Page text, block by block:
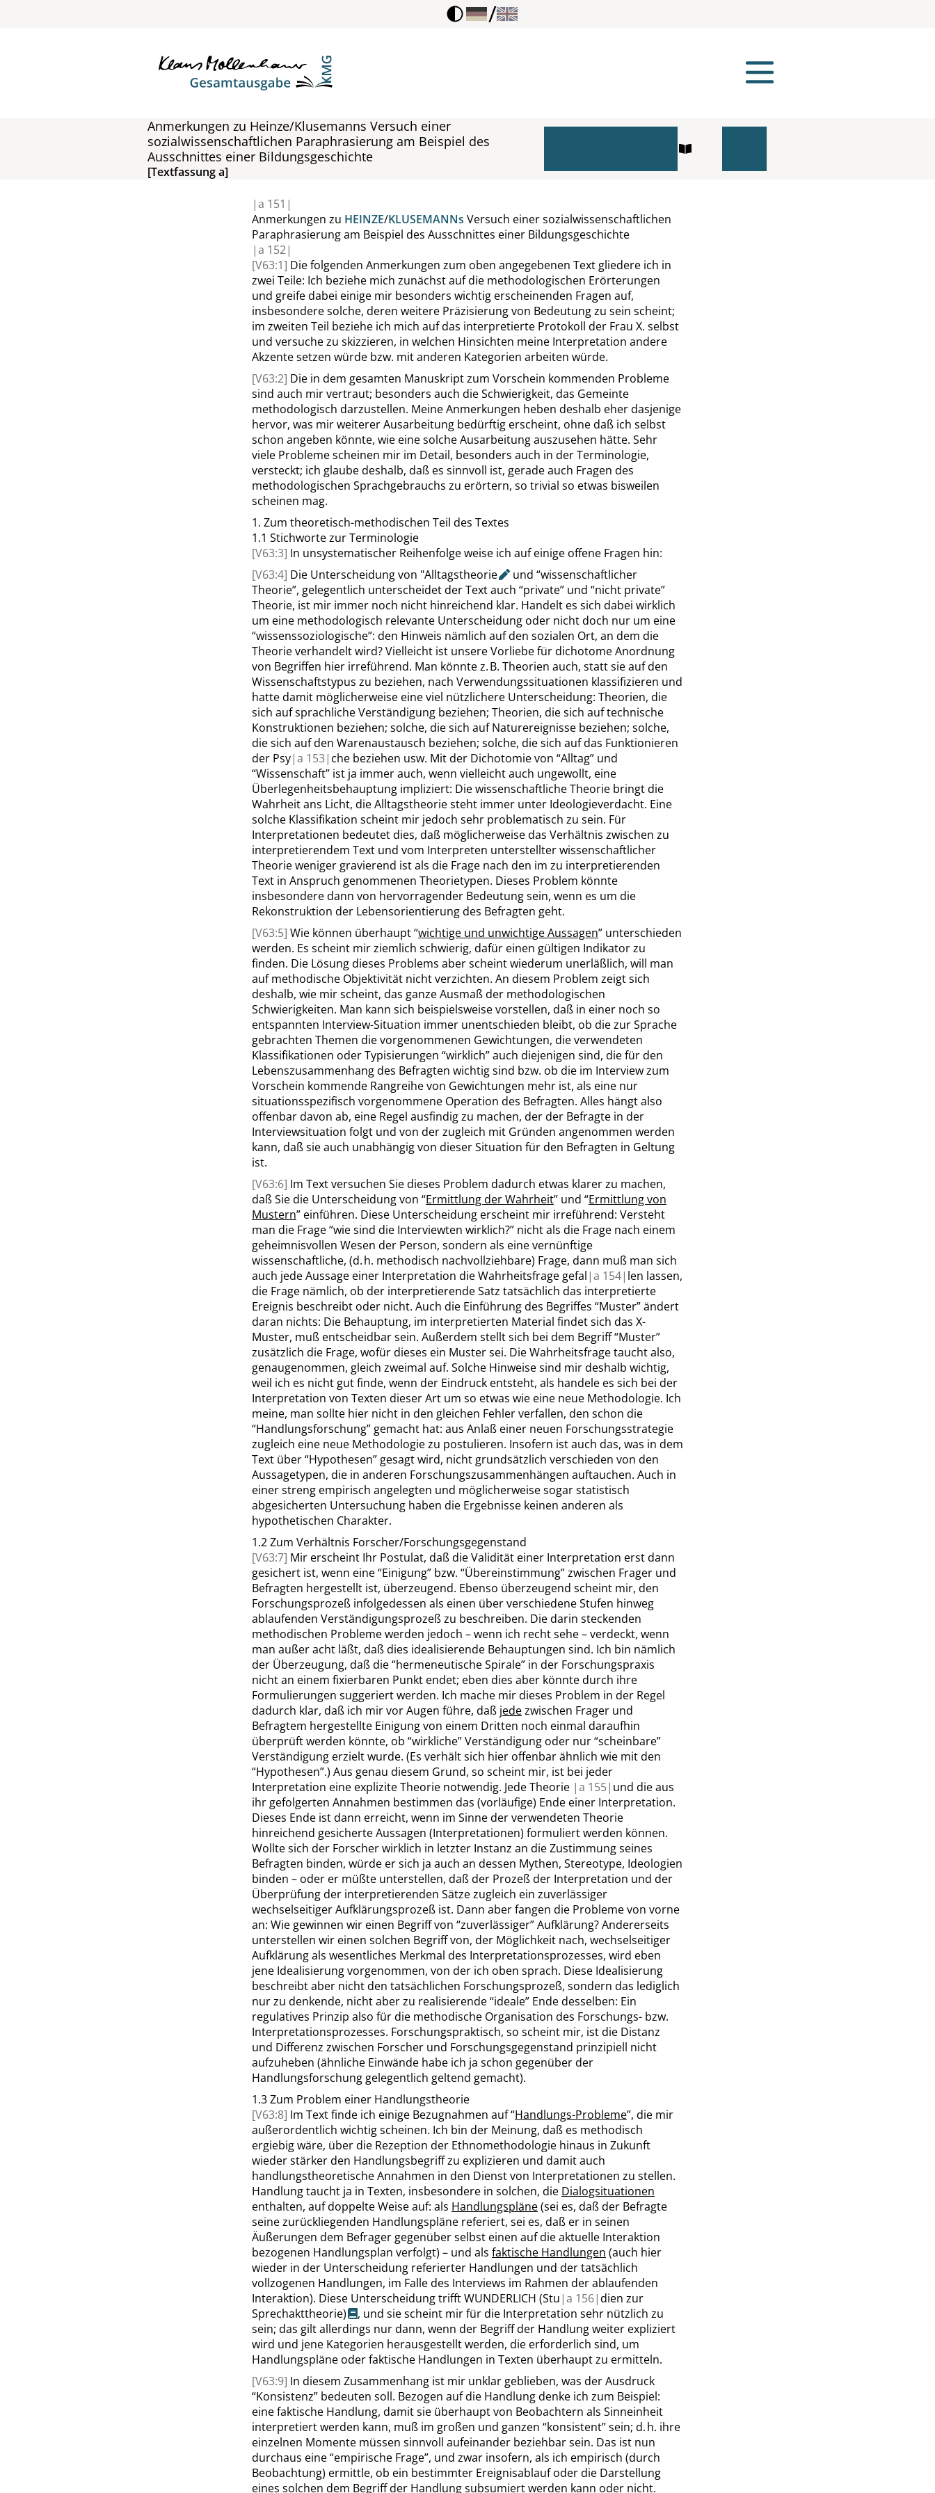
/
Anmerkungen zu Heinze/Klusemanns Versuch einer
sozialwissenschaftlichen Paraphrasierung am Beispiel des
Ausschnittes einer Bildungsgeschichte
[Textfassung a]
|a 151|
Anmerkungen zu HEINZE/KLUSEMANNs Versuch einer sozialwissenschaftlichen
Paraphrasierung am Beispiel des Ausschnittes einer Bildungsgeschichte
|a 152|
[V63:1] Die folgenden Anmerkungen zum oben angegebenen Text gliedere ich in
zwei Teile: Ich beziehe mich zunächst auf die methodologischen Erörterungen
und greife dabei einige mir besonders wichtig erscheinenden Fragen auf,
insbesondere solche, deren weitere Präzisierung von Bedeutung zu sein scheint;
im zweiten Teil beziehe ich mich auf das interpretierte Protokoll der Frau X. selbst
und versuche zu skizzieren, in welchen Hinsichten meine Interpretation andere
Akzente setzen würde bzw. mit anderen Kategorien arbeiten würde.
[V63:2] Die in dem gesamten Manuskript zum Vorschein kommenden Probleme
sind auch mir vertraut; besonders auch die Schwierigkeit, das Gemeinte
methodologisch darzustellen. Meine Anmerkungen heben deshalb eher dasjenige
hervor, was mir weiterer Ausarbeitung bedürftig erscheint, ohne daß ich selbst
schon angeben könnte, wie eine solche Ausarbeitung auszusehen hätte. Sehr
viele Probleme scheinen mir im Detail, besonders auch in der Terminologie,
versteckt; ich glaube deshalb, daß es sinnvoll ist, gerade auch Fragen des
methodologischen Sprachgebrauchs zu erörtern, so trivial so etwas bisweilen
scheinen mag.
1. Zum theoretisch-methodischen Teil des Textes
1.1 Stichworte zur Terminologie
[V63:3] In unsystematischer Reihenfolge weise ich auf einige offene Fragen hin:
[V63:4] Die Unterscheidung von "Alltagstheorie und “wissenschaftlicher
Theorie”, gelegentlich unterscheidet der Text auch “private” und “nicht private”
Theorie, ist mir immer noch nicht hinreichend klar. Handelt es sich dabei wirklich
um eine methodologisch relevante Unterscheidung oder nicht doch nur um eine
“wissenssoziologische”: den Hinweis nämlich auf den sozialen Ort, an dem die
Theorie verhandelt wird? Vielleicht ist unsere Vorliebe für dichotome Anordnung
von Begriffen hier irreführend. Man könnte z. B. Theorien auch, statt sie auf den
Wissenschaftstypus zu beziehen, nach Verwendungssituationen klassifizieren und
hatte damit möglicherweise eine viel nützlichere Unterscheidung: Theorien, die
sich auf sprachliche Verständigung beziehen; Theorien, die sich auf technische
Konstruktionen beziehen; solche, die sich auf Naturereignisse beziehen; solche,
die sich auf den Warenaustausch beziehen; solche, die sich auf das Funktionieren
der Psy|a 153| che beziehen usw. Mit der Dichotomie von “Alltag” und
“Wissenschaft” ist ja immer auch, wenn vielleicht auch ungewollt, eine
Überlegenheitsbehauptung impliziert: Die wissenschaftliche Theorie bringt die
Wahrheit ans Licht, die Alltagstheorie steht immer unter Ideologieverdacht. Eine
solche Klassifikation scheint mir jedoch sehr problematisch zu sein. Für
Interpretationen bedeutet dies, daß möglicherweise das Verhältnis zwischen zu
interpretierendem Text und vom Interpreten unterstellter wissenschaftlicher
Theorie weniger gravierend ist als die Frage nach den im zu interpretierenden
Text in Anspruch genommenen Theorietypen. Dieses Problem könnte
insbesondere dann von hervorragender Bedeutung sein, wenn es um die
Rekonstruktion der Lebensorientierung des Befragten geht.
[V63:5] Wie können überhaupt“wichtige und unwichtige Aussagen” unterschieden
werden. Es scheint mir ziemlich schwierig, dafür einen gültigen Indikator zu
finden. Die Lösung dieses Problems aber scheint wiederum unerläßlich, will man
auf methodische Objektivität nicht verzichten. An diesem Problem zeigt sich
deshalb, wie mir scheint, das ganze Ausmaß der methodologischen
Schwierigkeiten. Man kann sich beispielsweise vorstellen, daß in einer noch so
entspannten Interview-Situation immer unentschieden bleibt, ob die zur Sprache
gebrachten Themen die vorgenommenen Gewichtungen, die verwendeten
Klassifikationen oder Typisierungen “wirklich”auch diejenigen sind, die für den
Lebenszusammenhang des Befragten wichtig sind bzw. ob die im Interview zum
Vorschein kommende Rangreihe von Gewichtungen mehr ist, als eine nur
situationsspezifisch vorgenommene Operation des Befragten. Alles hängt also
offenbar davon ab, eine Regel ausfindig zu machen, der der Befragte in der
Interviewsituation folgt und von der zugleich mit Gründen angenommen werden
kann, daß sie auch unabhängig von dieser Situation für den Befragten in Geltung
ist.
[V63:6] Im Text versuchen Sie dieses Problem dadurch etwas klarer zu machen,
daß Sie die Unterscheidung von “Ermittlung der Wahrheit” und “Ermittlung von
Mustern” einführen. Diese Unterscheidung erscheint mir irreführend: Versteht
man die Frage“wie sind die Interviewten wirklich?” nicht als die Frage nach einem
geheimnisvollen Wesen der Person, sondern als eine vernünftige
wissenschaftliche, (d. h. methodisch nachvollziehbare) Frage, dann muß man sich
auch jede Aussage einer Interpretation die Wahrheitsfrage gefal |a 154| len lassen,
die Frage nämlich, ob der interpretierende Satz tatsächlich das interpretierte
Ereignis beschreibt oder nicht. Auch die Einführung des Begriffes “Muster”ändert
daran nichts: Die Behauptung, im interpretierten Material findet sich das X-
Muster, muß entscheidbar sein. Außerdem stellt sich bei dem Begriff“Muster”
zusätzlich die Frage, wofür dieses ein Muster sei. Die Wahrheitsfrage taucht also,
genaugenommen, gleich zweimal auf. Solche Hinweise sind mir deshalb wichtig,
weil ich es nicht gut finde, wenn der Eindruck entsteht, als handele es sich bei der
Interpretation von Texten dieser Art um so etwas wie eine neue Methodologie. Ich
meine, man sollte hier nicht in den gleichen Fehler verfallen, den schon die
“Handlungsforschung” gemacht hat: aus Anlaß einer neuen Forschungsstrategie
zugleich eine neue Methodologie zu postulieren. Insofern ist auch das, was in dem
Text über“Hypothesen” gesagt wird, nicht grundsätzlich verschieden von den
Aussagetypen, die in anderen Forschungszusammenhängen auftauchen. Auch in
einer streng empirisch angelegten und möglicherweise sogar statistisch
abgesicherten Untersuchung haben die Ergebnisse keinen anderen als
hypothetischen Charakter.
1.2Zum Verhältnis Forscher/Forschungsgegenstand
[V63:7] Mir erscheint Ihr Postulat, daß die Validität einer Interpretation erst dann
gesichert ist, wenn eine“Einigung” bzw. “Übereinstimmung”zwischen Frager und
Befragten hergestellt ist, überzeugend. Ebenso überzeugend scheint mir, den
Forschungsprozeß infolgedessen als einen über verschiedene Stufen hinweg
ablaufenden Verständigungsprozeß zu beschreiben. Die darin steckenden
methodischen Probleme werden jedoch – wenn ich recht sehe – verdeckt, wenn
man außer acht läßt, daß dies idealisierende Behauptungen sind. Ich bin nämlich
der Überzeugung, daß die“hermeneutische Spirale” in der Forschungspraxis
nicht an einem fixierbaren Punkt endet; eben dies aber könnte durch ihre
Formulierungen suggeriert werden. Ich mache mir dieses Problem in der Regel
dadurch klar, daß ich mir vor Augen führe, daß jedezwischen Frager und
Befragtem hergestellte Einigung von einem Dritten noch einmal daraufhin
überprüft werden könnte, ob “wirkliche”Verständigung oder nur“scheinbare”
Verständigung erzielt wurde. (Es verhält sich hier offenbar ähnlich wie mit den
“Hypothesen”.) Aus genau diesem Grund, so scheint mir, ist bei jeder
Interpretation eine explizite Theorie notwendig. Jede Theorie |a 155| und die aus
ihr gefolgerten Annahmen bestimmen das (vorläufige) Ende einer Interpretation.
Dieses Ende ist dann erreicht, wenn im Sinne der verwendeten Theorie
hinreichend gesicherte Aussagen (Interpretationen) formuliert werden können.
Wollte sich der Forscher wirklich in letzter Instanz an die Zustimmung seines
Befragten binden, würde er sich ja auch an dessen Mythen, Stereotype, Ideologien
binden – oder er müßte unterstellen, daß der Prozeß der Interpretation und der
Überprüfung der interpretierenden Sätze zugleich ein zuverlässiger
wechselseitiger Aufklärungsprozeß ist. Dann aber fangen die Probleme von vorne
an: Wie gewinnen wir einen Begriff von “zuverlässiger”Aufklärung? Andererseits
unterstellen wir einen solchen Begriff von, der Möglichkeit nach, wechselseitiger
Aufklärung als wesentliches Merkmal des Interpretationsprozesses, wird eben
jene Idealisierung vorgenommen, von der ich oben sprach. Diese Idealisierung
beschreibt aber nicht den tatsächlichen Forschungsprozeß, sondern das lediglich
nur zu denkende, nicht aber zu realisierende“ideale” Ende desselben: Ein
regulatives Prinzip also für die methodische Organisation des Forschungs- bzw.
Interpretationsprozesses. Forschungspraktisch, so scheint mir, ist die Distanz
und Differenz zwischen Forscher und Forschungsgegenstand prinzipiell nicht
aufzuheben (ähnliche Einwände habe ich ja schon gegenüber der
Handlungsforschung gelegentlich geltend gemacht).
1.3Zum Problem einer Handlungstheorie
[V63:8] Im Text finde ich einige Bezugnahmen auf“Handlungs-Probleme”, die mir
außerordentlich wichtig scheinen. Ich bin der Meinung, daß es methodisch
ergiebig wäre, über die Rezeption der Ethnomethodologie hinaus in Zukunft
wieder stärker den Handlungsbegriff zu explizieren und damit auch
handlungstheoretische Annahmen in den Dienst von Interpretationen zu stellen.
Handlung taucht ja in Texten, insbesondere in solchen, die Dialogsituationen
enthalten, auf doppelte Weise auf: als Handlungspläne(sei es, daß der Befragte
seine zurückliegenden Handlungspläne referiert, sei es, daß er in seinen
Äußerungen dem Befrager gegenüber selbst einen auf die aktuelle Interaktion
bezogenen Handlungsplan verfolgt) – und als faktische Handlungen (auch hier
wieder in der Unterscheidung referierter Handlungen und der tatsächlich
vollzogenen Handlungen, im Falle des Interviews im Rahmen der ablaufenden
Interaktion). Diese Unterscheidung trifftWUNDERLICH (Stu |a 156|dien zur
Sprechakttheorie)
, und sie scheint mir für die Interpretation sehr nützlich zu
sein; das gilt allerdings nur dann, wenn der Begriff der Handlung weiter expliziert
wird und jene Kategorien herausgestellt werden, die erforderlich sind, um
Handlungspläne oder faktische Handlungen in Texten überhaupt zu ermitteln.
[V63:9] In diesem Zusammenhang ist mir unklar geblieben, was der Ausdruck
“Konsistenz” bedeuten soll. Bezogen auf die Handlung denke ich zum Beispiel:
eine faktische Handlung, damit sie überhaupt von Beobachtern als Sinneinheit
interpretiert werden kann, muß im großen und ganzen “konsistent”sein; d. h. ihre
einzelnen Momente müssen sinnvoll aufeinander beziehbar sein. Das ist nun
durchaus eine“empirische Frage”, und zwar insofern, als ich empirisch (durch
Beobachtung) ermittle, ob ein bestimmter Ereignisablauf oder die Darstellung
eines solchen dem Begriff der Handlung subsumiert werden kann oder nicht.